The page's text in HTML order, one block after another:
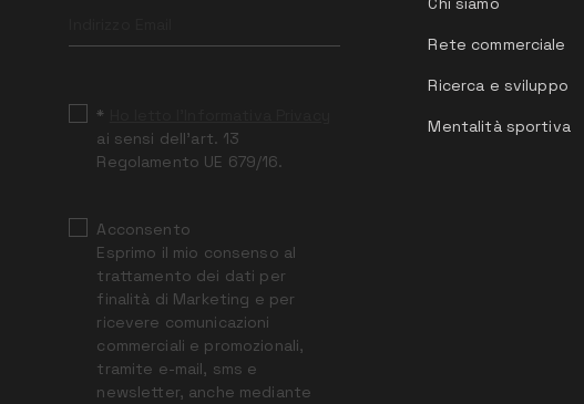
field
*
ai sensi dell’art. 13
Regolamento UE 679/16.
Acconsento
Esprimo il mio consenso al
trattamento dei dati per
finalità di Marketing e per
ricevere comunicazioni
commerciali e promozionali,
tramite e-mail, sms e
newsletter, anche mediante
Rete commerciale
Ricerca e sviluppo
Mentalità sportiva